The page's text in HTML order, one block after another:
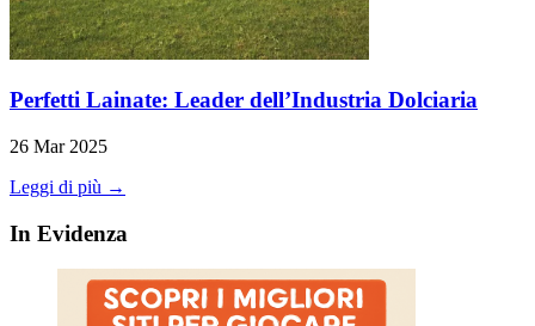
Perfetti Lainate: Leader dell’Industria Dolciaria
26 Mar 2025
Leggi di più →
In Evidenza